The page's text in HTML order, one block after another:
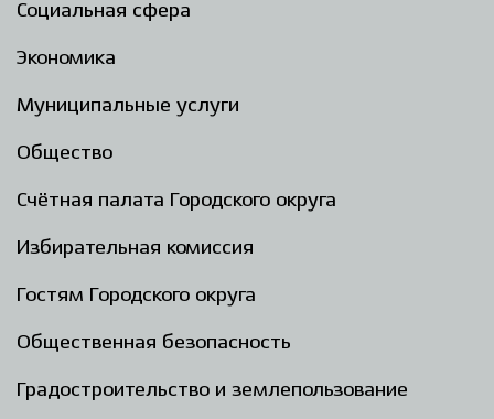
Социальная сфера
Экономика
Муниципальные услуги
Общество
Счётная палата Городского округа
Избирательная комиссия
Гостям Городского округа
Общественная безопасность
Градостроительство и землепользование